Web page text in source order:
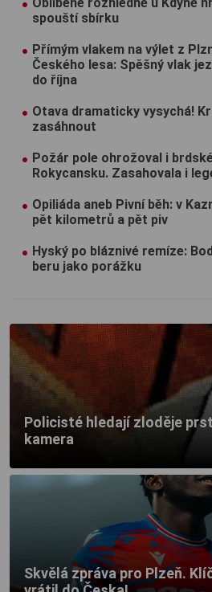
spouští sbírku
Přímým vlakem na výlet z
Českého lesa: Spěšný vlak
do října
Otava dramaticky vysychá!
zasáhnout
Požár pole ohrožoval i
Rokycansku. Zasahovala i
Opiliáda aneb Pivní běh: v
pět kilometrů a pět piv
Hyský po bláznivé remíze:
beru jako porážku
Policisté hledají zloděje
kamera
Skvělá zpráva pro Plzeň.